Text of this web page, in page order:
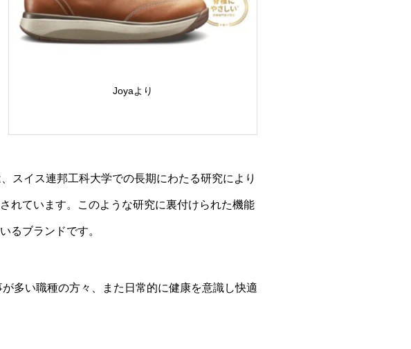
Joyaより
スイス連邦工科大学での長期にわたる研究により
れています。このような研究に裏付けられた機能
るブランドです。
多い職種の方々、また日常的に健康を意識し快適